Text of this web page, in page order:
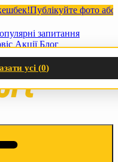
Публікуйте фото або
запитання
Акції Блог
усі (0)